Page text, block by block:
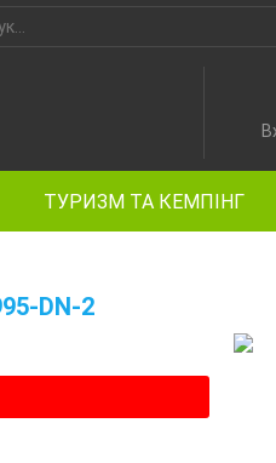
ТУРИЗМ ТА КЕМПІНГ
DN-2